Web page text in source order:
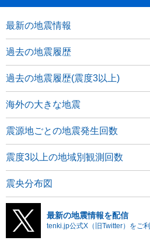
最新の地震情報
過去の地震履歴
過去の地震履歴(震度3以上)
海外の大きな地震
震源地ごとの地震発生回数
震度3以上の地域別観測回数
震央分布図
最新の地震情報を配信
tenki.jp公式X（旧Twitter）をご利